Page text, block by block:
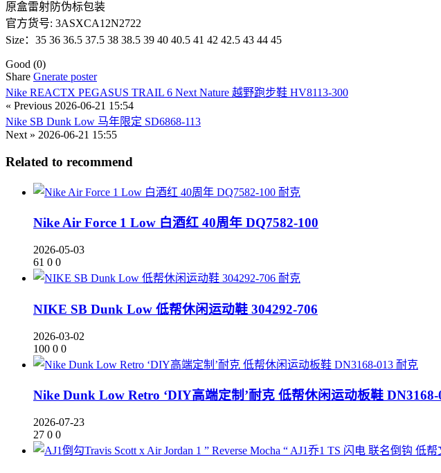
原盒雷射防伪标包装
官方货号: 3ASXCA12N2722
Size：35 36 36.5 37.5 38 38.5 39 40 40.5 41 42 42.5 43 44 45
Good (0)
Share Gnerate poster
Nike REACTX PEGASUS TRAIL 6 Next Nature 越野跑步鞋 HV8113-300
« Previous 2026-06-21 15:54
Nike SB Dunk Low 马年限定 SD6868-113
Next » 2026-06-21 15:55
Related to recommend
耐克
Nike Air Force 1 Low 白酒红 40周年 DQ7582-100
2026-05-03
61 0 0
耐克
NIKE SB Dunk Low 低帮休闲运动鞋 304292-706
2026-03-02
100 0 0
耐克
Nike Dunk Low Retro ‘DIY高端定制’耐克 低帮休闲运动板鞋 DN3168-
2026-07-23
27 0 0